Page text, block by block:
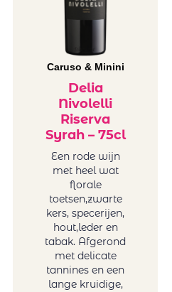
Caruso & Minini
Delia
Nivolelli
Riserva
Syrah – 75cl
Een rode wijn
met heel wat
florale
toetsen,zwarte
kers, specerijen,
hout,leder en
tabak. Afgerond
met delicate
tannines en een
lange kruidige,